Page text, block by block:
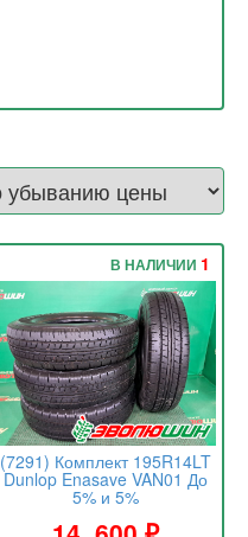
(7291) Комплект 195R14LT
Dunlop Enasave VAN01 До
5% и 5%
В НАЛИЧИИ 1